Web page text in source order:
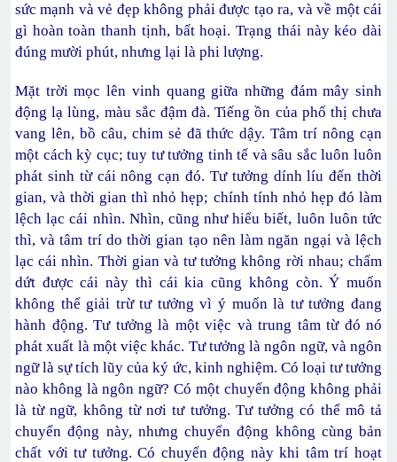
sức mạnh và vẻ đẹp không phải được tạo ra, và về một cái
gì hoàn toàn thanh tịnh, bất hoại. Trạng thái này kéo dài
đúng mười phút, nhưng lại là phi lượng.
Mặt trời mọc lên vinh quang giữa những đám mây sinh
động lạ lùng, màu sắc đậm đà. Tiếng ồn của phố thị chưa
vang lên, bồ câu, chim sẻ đã thức dậy. Tâm trí nông cạn
một cách kỳ cục; tuy tư tưởng tinh tế và sâu sắc luôn luôn
phát sinh từ cái nông cạn đó. Tư tưởng dính líu đến thời
gian, và thời gian thì nhỏ hẹp; chính tính nhỏ hẹp đó làm
lệch lạc cái nhìn. Nhìn, cũng như hiểu biết, luôn luôn tức
thì, và tâm trí do thời gian tạo nên làm ngăn ngại và lệch
lạc cái nhìn. Thời gian và tư tưởng không rời nhau; chấm
dứt được cái này thì cái kia cũng không còn. Ý muốn
không thể giải trừ tư tưởng vì ý muốn là tư tưởng đang
hành động. Tư tưởng là một việc và trung tâm từ đó nó
phát xuất là một việc khác. Tư tưởng là ngôn ngữ, và ngôn
ngữ là sự tích lũy của ký ức, kinh nghiệm. Có loại tư tưởng
nào không là ngôn ngữ? Có một chuyển động không phải
là từ ngữ, không từ nơi tư tưởng. Tư tưởng có thể mô tả
chuyển động này, nhưng chuyển động không cùng bản
chất với tư tưởng. Có chuyển động này khi tâm trí hoạt